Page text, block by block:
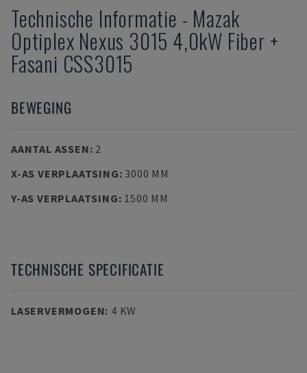
Technische Informatie - Mazak
Optiplex Nexus 3015 4,0kW Fiber +
Fasani CSS3015
BEWEGING
AANTAL ASSEN: 2
X-AS VERPLAATSING: 3000 MM
Y-AS VERPLAATSING: 1500 MM
TECHNISCHE SPECIFICATIE
LASERVERMOGEN: 4 KW